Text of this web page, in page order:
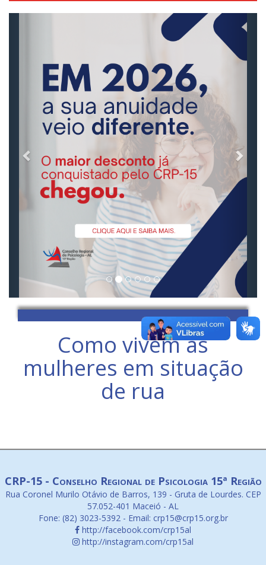
Como vivem as
mulheres em situação
de rua
CRP-15 - Conselho Regional de Psicologia 15ª Região
Rua Coronel Murilo Otávio de Barros, 139 - Gruta de Lourdes. CEP
57.052-401 Maceió - AL
Fone: (82) 3023-5392 - Email: crp15@crp15.org.br
http://facebook.com/crp15al
http://instagram.com/crp15al